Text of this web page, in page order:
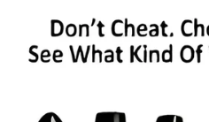
WN
MANDALIKA
WN